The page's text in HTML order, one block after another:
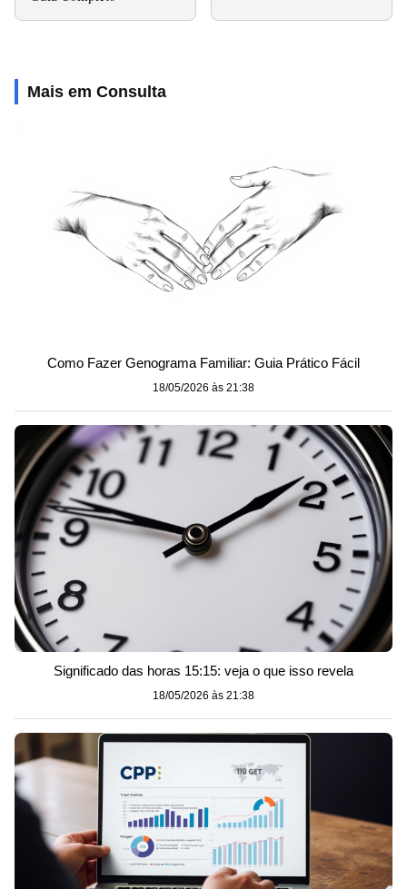
Mais em Consulta
Como Fazer Genograma Familiar: Guia Prático Fácil
18/05/2026 às 21:38
Significado das horas 15:15: veja o que isso revela
18/05/2026 às 21:38